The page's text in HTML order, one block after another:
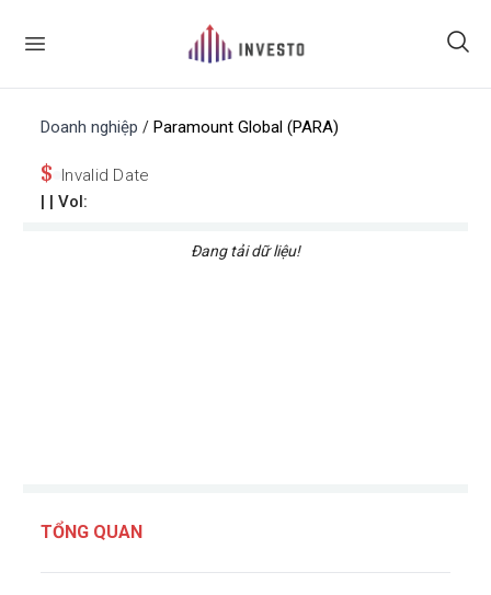
Doanh nghiệp / Paramount Global (PARA)
$ Invalid Date
| | Vol:
Đang tải dữ liệu!
TỔNG QUAN